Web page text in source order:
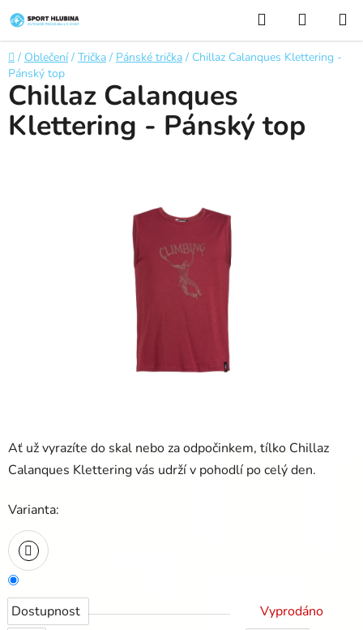
na
obsah
Hledat
KOŠÍK
Domů
/ Oblečení / Trička / Pánské trička / Chillaz Calanques Klettering -
Pánský top
Ať už vyrazíte do skal nebo za odpočinkem, tílko Chillaz
Calanques Klettering vás udrží v pohodlí po celý den.
Varianta:
Dostupnost
Vyprodáno
Chillaz Calanques
Klettering - Pánský top